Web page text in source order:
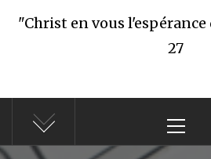
"Christ en vous l'espérance
27